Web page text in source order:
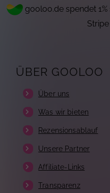
gooloo.de spendet
ÜBER GOOLOO
Über uns
Was wir bieten
Rezensionsablauf
Unsere Partner
Affiliate-Links
Transparenz